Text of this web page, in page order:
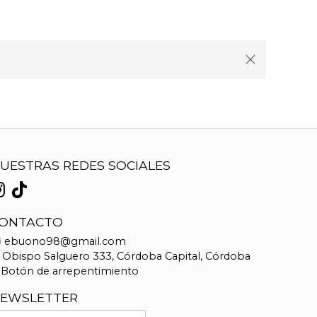
REDES SOCIALES
ebuono98@gmail.com
Obispo Salguero 333, Córdoba Capital, Córdoba
Botón de arrepentimiento